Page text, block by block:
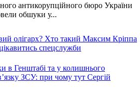
антикорупційного бюро України
обшуки у...
олігарх? Хто такий Максим Кріппа
спецслужби
в Генштабі та у колишнього
ЗСУ: при чому тут Сергій